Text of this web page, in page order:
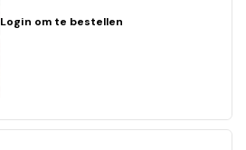
Login om te bestellen